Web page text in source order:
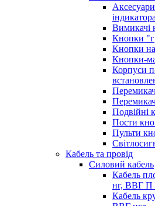
Вимикачі
Кнопки
Кнопки
Кнопки-
Корпуси
Подвійні
Пости
Пульти
Кабель та провід
Силовий кабель
Кабель
нг, ВВГ П
Кабель